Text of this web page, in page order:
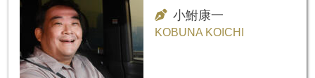
小鮒康一
KOBUNA KOICHI